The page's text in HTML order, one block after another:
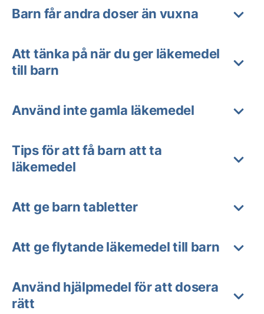
Barn får andra doser än vuxna
Att tänka på när du ger läkemedel
till barn
Använd inte gamla läkemedel
Tips för att få barn att ta
läkemedel
Att ge barn tabletter
Att ge flytande läkemedel till barn
Använd hjälpmedel för att dosera
rätt